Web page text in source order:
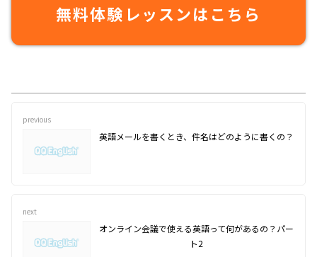
無料体験レッスンはこちら
previous
英語メールを書くとき、件名はどのように書くの？
next
オンライン会議で使える英語って何があるの？パー
ト2